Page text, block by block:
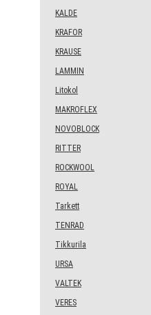
KALDE
KRAFOR
KRAUSE
LAMMIN
Litokol
MAKROFLEX
NOVOBLOCK
RITTER
ROCKWOOL
ROYAL
Tarkett
TENRAD
Tikkurila
URSA
VALTEK
VERES